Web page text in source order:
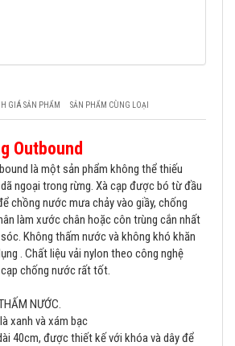
GIÁ SẢN PHẨM SẢN PHẨM CÙNG LOẠI
Outbound
là một sản phẩm không thể thiếu
ngoại trong rừng. Xà cạp được bó từ đầu
chồng nước mưa chảy vào giầy, chống
làm xước chân hoặc côn trùng cắn nhất
Không thấm nước và không khó khăn
. Chất liệu vải nylon theo công nghệ
chống nước rất tốt.
NƯỚC.
xanh và xám bạc
40cm, được thiết kế với khóa và dây để